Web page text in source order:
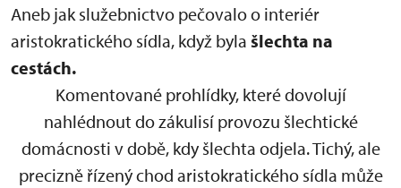
Aneb jak služebnictvo pečovalo o interiér
aristokratického sídla, když byla šlechta na
cestách.
Komentované prohlídky, které dovolují
nahlédnout do zákulisí provozu šlechtické
domácnosti v době, kdy šlechta odjela. Tichý, ale
precizně řízený chod aristokratického sídla může